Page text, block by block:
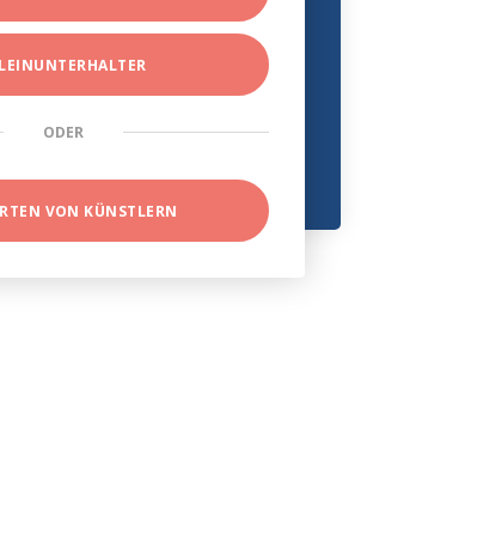
ODER
VON KÜNSTLERN